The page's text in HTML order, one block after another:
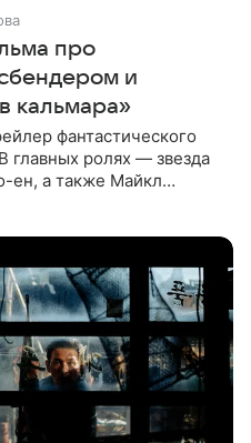
про
и
кальмара»
фантастического
главных ролях — звезда
ен, а также Майкл